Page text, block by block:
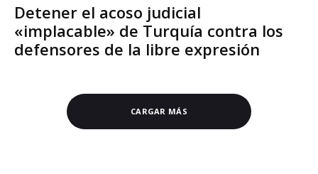
Detener el acoso judicial
«implacable» de Turquía contra los
defensores de la libre expresión
CARGAR MÁS